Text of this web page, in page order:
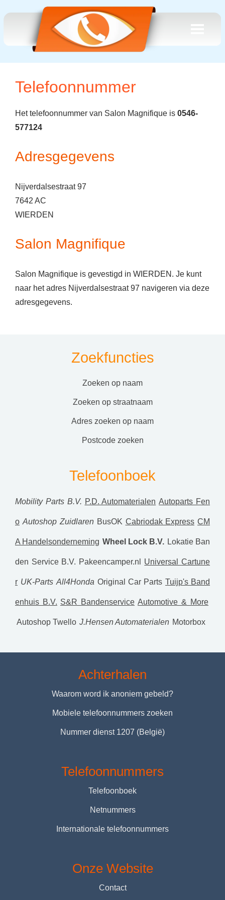
Telefoonnummer
Het telefoonnummer van Salon Magnifique is 0546-
577124
Adresgegevens
Nijverdalsestraat 97
7642 AC
WIERDEN
Salon Magnifique
Salon Magnifique is gevestigd in WIERDEN. Je kunt
naar het adres Nijverdalsestraat 97 navigeren via deze
adresgegevens.
Zoekfuncties
zoeken op naam
zoeken op straatnaam
adres zoeken op naam
postcode zoeken
Telefoonboek
Mobility Parts B.V. P.D. Automaterialen Autoparts Fen
o Autoshop Zuidlaren BusOK Cabriodak Express CM
A Handelsonderneming Wheel Lock B.V. Lokatie Ban
den Service B.V. Pakeencamper.nl Universal Cartune
r UK-Parts All4Honda Original Car Parts Tuijp's Band
enhuis B.V. S&R Bandenservice Automotive & More
Autoshop Twello J.Hensen Automaterialen Motorbox
Achterhalen
Waarom word ik anoniem gebeld?
Mobiele telefoonnummers zoeken
Nummer dienst 1207 (België)
Telefoonnummers
Telefoonboek
Netnummers
Internationale telefoonnummers
Onze Website
Contact